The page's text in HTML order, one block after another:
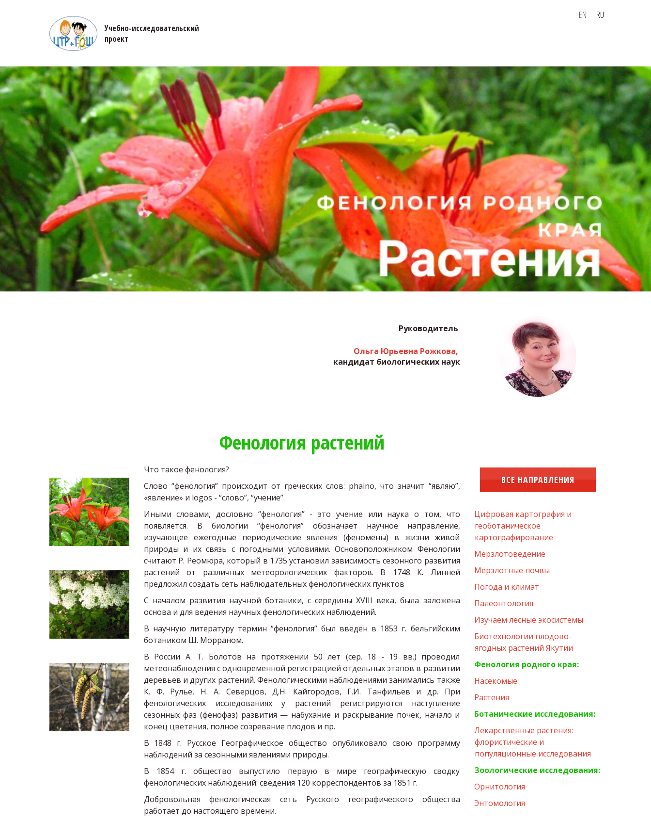
Учебно-исследовательский
проект
EN RU
Руководитель
Ольга Юрьевна Рожкова,
кандидат биологических наук
Фенология растений
Что такое фенология?
Слово “фенология” происходит от греческих слов: phaino, что значит “являю”,
«явление» и logos - “слово”, “учение”.
Иными словами, дословно “фенология” - это учение или наука о том, что
появляется. В биологии “фенология” обозначает научное направление,
изучающее ежегодные периодические явления (феномены) в жизни живой
природы и их связь с погодными условиями. Основоположником Фенологии
считают Р. Реомюра, который в 1735 установил зависимость сезонного развития
растений от различных метеорологических факторов. В 1748 К. Линней
предложил создать сеть наблюдательных фенологических пунктов
С началом развития научной ботаники, с середины XVIII века, была заложена
основа и для ведения научных фенологических наблюдений.
В научную литературу термин “фенология” был введен в 1853 г. бельгийским
ботаником Ш. Морраном.
В России А. Т. Болотов на протяжении 50 лет (сер. 18 - 19 вв.) проводил
метеонаблюдения с одновременной регистрацией отдельных этапов в развитии
деревьев и других растений. Фенологическими наблюдениями занимались также
К. Ф. Рулье, Н. А. Северцов, Д.Н. Кайгородов, Г.И. Танфильев и др. При
фенологических исследованиях у растений регистрируются наступление
сезонных фаз (фенофаз) развития — набухание и раскрывание почек, начало и
конец цветения, полное созревание плодов и пр.
В 1848 г. Русское Географическое общество опубликовало свою программу
наблюдений за сезонными явлениями природы.
В 1854 г. общество выпустило первую в мире географическую сводку
фенологических наблюдений: сведения 120 корреспондентов за 1851 г.
Добровольная фенологическая сеть Русского географического общества
работает до настоящего времени.
ВСЕ НАПРАВЛЕНИЯ
Цифровая картография и
геоботаническое
картографирование
Мерзлотоведение
Мерзлотные почвы
Погода и климат
Палеонтология
Изучаем лесные экосистемы
Биотехнологии плодово-
ягодных растений Якутии
Фенология родного края:
Насекомые
Растения
Ботанические исследования:
Лекарственные растения:
флористические и
популяционные исследования
Зоологические исследования:
Орнитология
Энтомология